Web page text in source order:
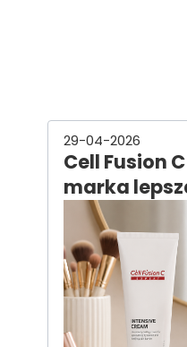
29-04-2026
Cell Fusion
marka